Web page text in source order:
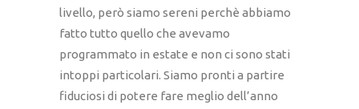
livello, però siamo sereni perchè abbiamo
fatto tutto quello che avevamo
programmato in estate e non ci sono stati
intoppi particolari. Siamo pronti a partire
fiduciosi di potere fare meglio dell’anno